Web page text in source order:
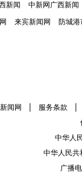
新闻 中新网广西新闻
来宾新闻网 防城港
闻网 | 服务条款 |
中华人
中华人民共
广播